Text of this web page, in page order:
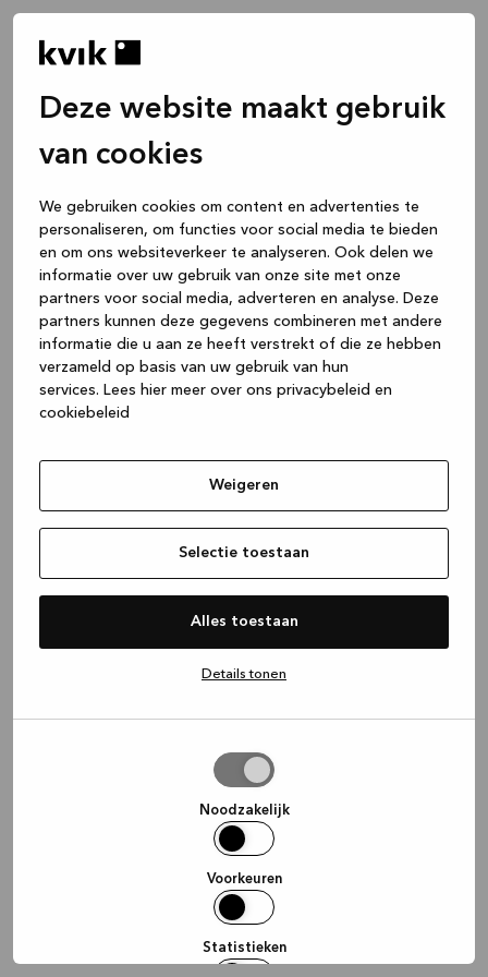
Deze website maakt gebruik
van cookies
We gebruiken cookies om content en advertenties te
personaliseren, om functies voor social media te bieden
en om ons websiteverkeer te analyseren. Ook delen we
informatie over uw gebruik van onze site met onze
partners voor social media, adverteren en analyse. Deze
partners kunnen deze gegevens combineren met andere
informatie die u aan ze heeft verstrekt of die ze hebben
verzameld op basis van uw gebruik van hun
services. Lees hier meer over ons privacybeleid en
cookiebeleid
Weigeren
Selectie toestaan
Alles toestaan
Details tonen
Noodzakelijk
Voorkeuren
Statistieken
(see the browser console for more
information).